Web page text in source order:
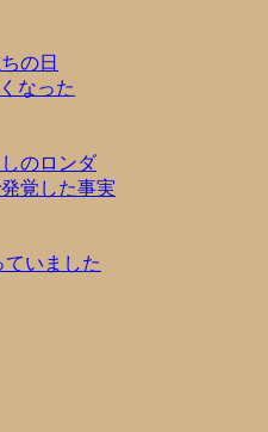
の日
なった
のロンダ
覚した事実
ていました